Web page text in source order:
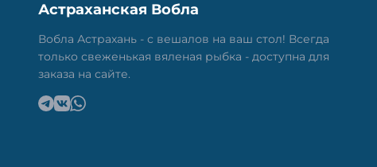
Астраханская Вобла
Вобла Астрахань - с вешалов на ваш стол! Всегда
только свеженькая вяленая рыбка - доступна для
заказа на сайте.